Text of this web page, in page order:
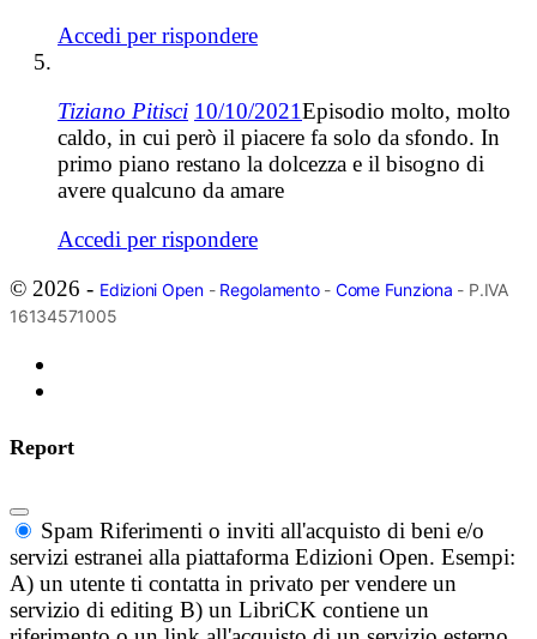
Accedi per rispondere
Tiziano Pitisci 10/10/2021Episodio molto, molto
caldo, in cui però il piacere fa solo da sfondo. In
primo piano restano la dolcezza e il bisogno di
avere qualcuno da amare
Accedi per rispondere
© 2026 - Edizioni Open- Regolamento- Come Funziona - P.IVA
16134571005
Report
Spam Riferimenti o inviti all'acquisto di beni e/o
servizi estranei alla piattaforma Edizioni Open. Esempi:
A) un utente ti contatta in privato per vendere un
servizio di editing B) un LibriCK contiene un